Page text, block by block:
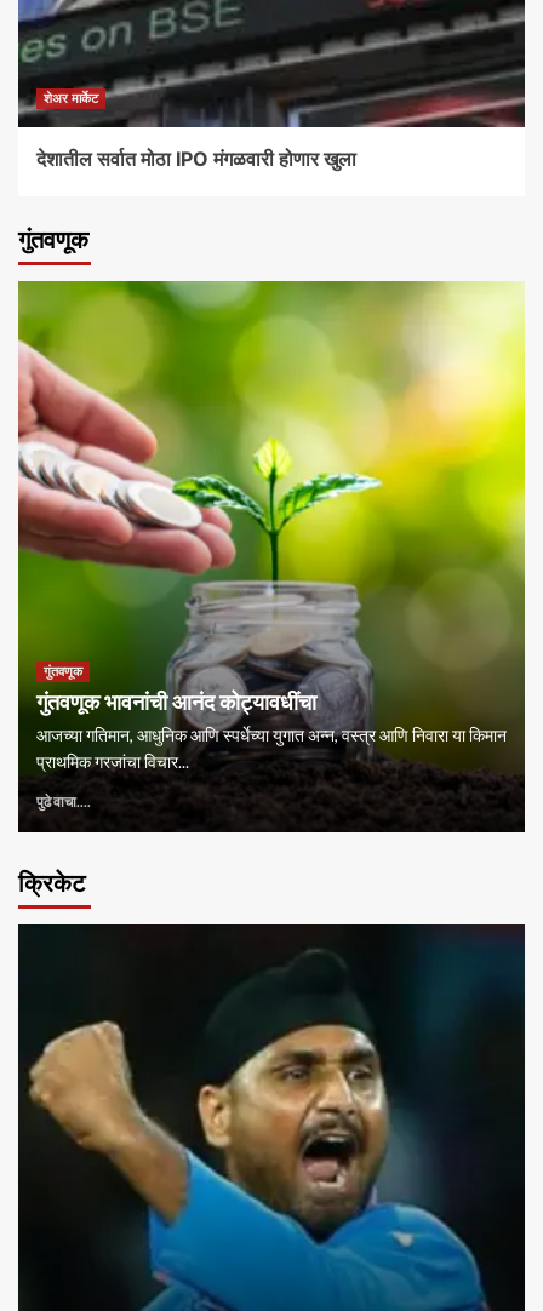
शेअर मार्केट
देशातील सर्वात मोठा IPO मंगळवारी होणार खुला
गुंतवणूक
गुंतवणूक
गुंतवणूक भावनांची आनंद कोट्यावधींचा
आजच्या गतिमान, आधुनिक आणि स्पर्धेच्या युगात अन्न, वस्त्र आणि निवारा या किमान
प्राथमिक गरजांचा विचार...
पुढे वाचा....
क्रिकेट